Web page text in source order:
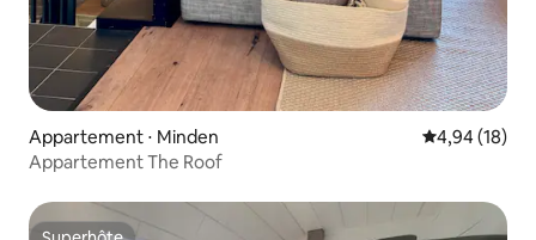
Appartement ⋅ Minden Évaluation
4,94 (18)
Appartement The Roof